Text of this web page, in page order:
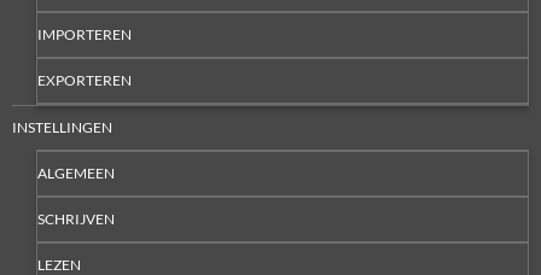
IMPORTEREN
EXPORTEREN
INSTELLINGEN
ALGEMEEN
SCHRIJVEN
LEZEN